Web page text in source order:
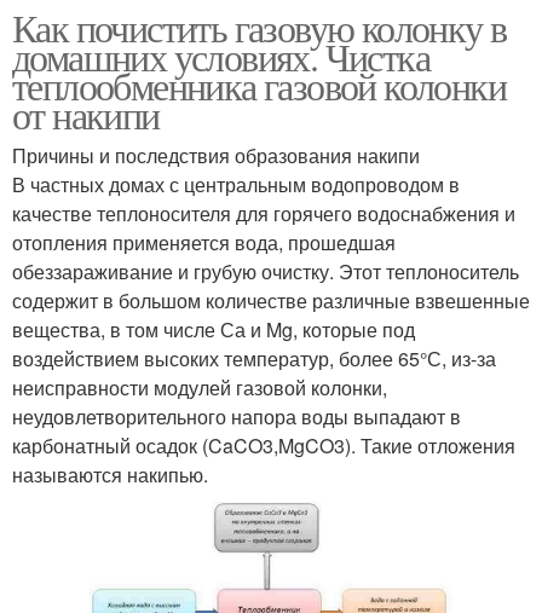
Как почистить газовую колонку в
домашних условиях. Чистка
теплообменника газовой колонки
от накипи
Причины и последствия образования накипи
В частных домах с центральным водопроводом в
качестве теплоносителя для горячего водоснабжения и
отопления применяется вода, прошедшая
обеззараживание и грубую очистку. Этот теплоноситель
содержит в большом количестве различные взвешенные
вещества, в том числе Са и Mg, которые под
воздействием высоких температур, более 65°С, из-за
неисправности модулей газовой колонки,
неудовлетворительного напора воды выпадают в
карбонатный осадок (CaCO3,MgCO3). Такие отложения
называются накипью.